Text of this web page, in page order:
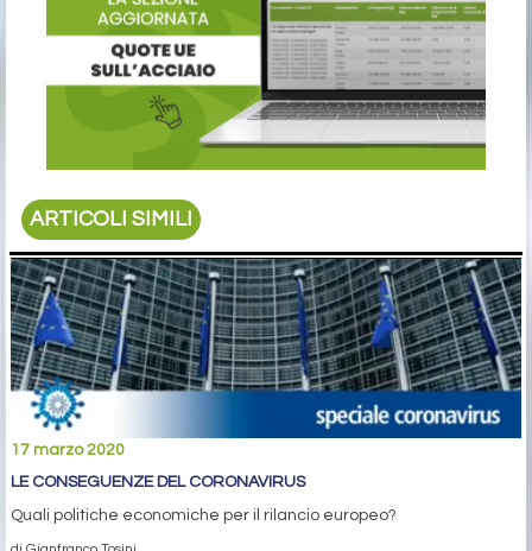
ARTICOLI SIMILI
17 marzo 2020
LE CONSEGUENZE DEL CORONAVIRUS
Quali politiche economiche per il rilancio europeo?